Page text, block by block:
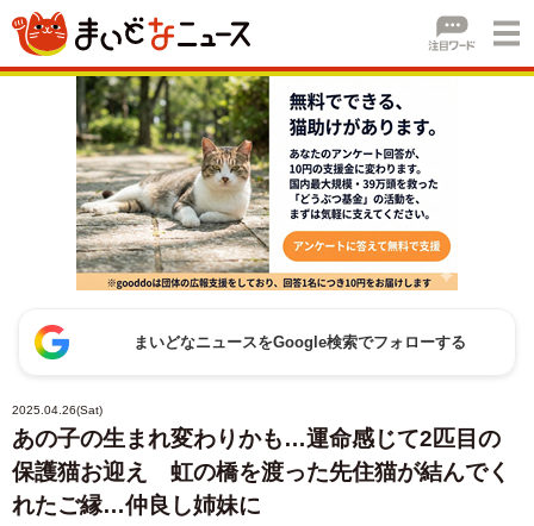
まいどなニュースをGoogle検索でフォローする
2025.04.26(Sat)
あの子の生まれ変わりかも…運命感じて2匹目の
保護猫お迎え 虹の橋を渡った先住猫が結んでく
れたご縁…仲良し姉妹に